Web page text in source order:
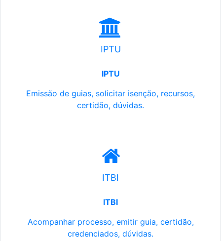
IPTU
IPTU
Emissão de guias, solicitar isenção, recursos,
certidão, dúvidas.
ITBI
ITBI
Acompanhar processo, emitir guia, certidão,
credenciados, dúvidas.